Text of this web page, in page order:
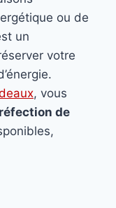
ou de
un
votre
, vous
réfection de